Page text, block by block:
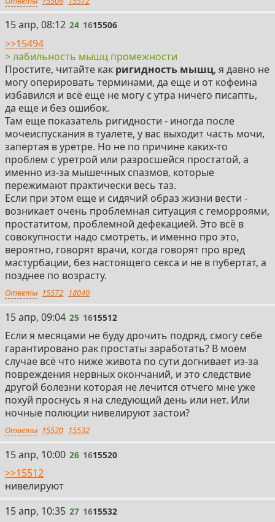
24
15 апр, 08:12 24 1615506
>>15494
> лабильность мышц промежности
Простите, читайте как ригидность мышц, я давно не
могу оперировать терминами, да еще и от кофеина
избавился и всё еще не могу с утра ничего писапть,
да еще и без ошибок.
Там еще показатель ригидности - иногда после
мочеиспускания в туалете, у вас выходит часть мочи,
запертая в уретре. Но не по причине каких-то
проблем с уретрой или разросшейся простатой, а
именно из-за мышечных спазмов, которые
пережимают практически весь таз.
Если при этом еще и сидячий образ жизни вести -
возникает очень проблемная ситуация с геморроями,
простатитом, проблемной дефекацией. Это всё в
совокупности надо смотреть, и именно про это,
вероятно, говорят врачи, когда говорят про вред
мастурбации, без настоящего секса и не в пубертат, а
позднее по возрасту.
Ответы 15572 18040
25
15 апр, 09:04 25 1615512
Если я месяцами не буду дрочить подряд, смогу себе
гарантировано рак простаты заработать? В моём
случае всё что ниже живота по сути догнивает из-за
повреждения нервных окончаний, и это следствие
другой болезни которая не лечится отчего мне уже
похуй проснусь я на следующий день или нет. Или
ночные полюции нивелируют застои?
Ответы 15520 15532
26
15 апр, 10:00 26 1615520
>>15512
нивелируют
27
15 апр, 10:35 27 1615532